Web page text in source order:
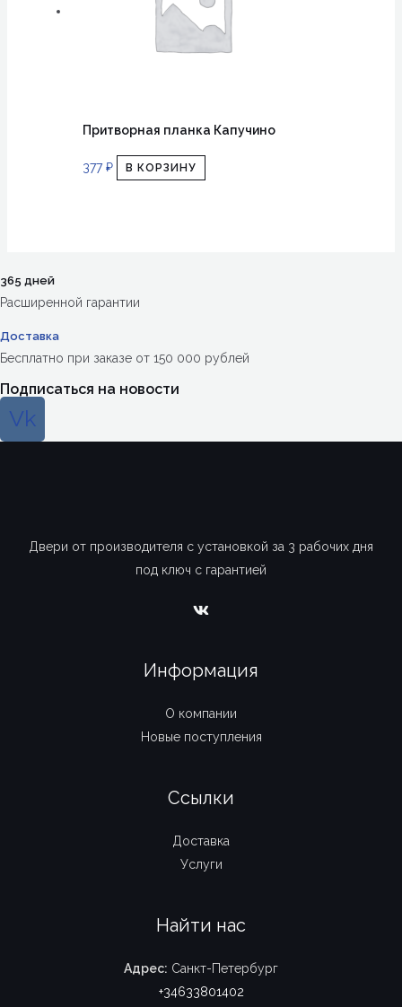
Притворная планка Капучино
377₽ В КОРЗИНУ
365 дней
Расширенной гарантии
Доставка
Бесплатно при заказе от 150 000 рублей
Подписаться на новости
Vk
Двери от производителя с установкой за 3 рабочих дня
под ключ с гарантией
Информация
О компании
Новые поступления
Ссылки
Доставка
Услуги
Найти нас
Адрес: Санкт-Петербург
+34633801402